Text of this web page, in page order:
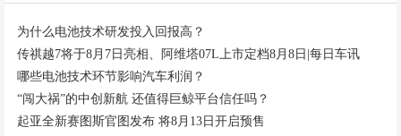
为什么电池技术研发投入回报高？
传祺越7将于8月7日亮相、阿维塔07L上市定档8月8日|每日车讯
哪些电池技术环节影响汽车利润？
“闯大祸”的中创新航 还值得巨鲸平台信任吗？
起亚全新赛图斯官图发布 将8月13日开启预售